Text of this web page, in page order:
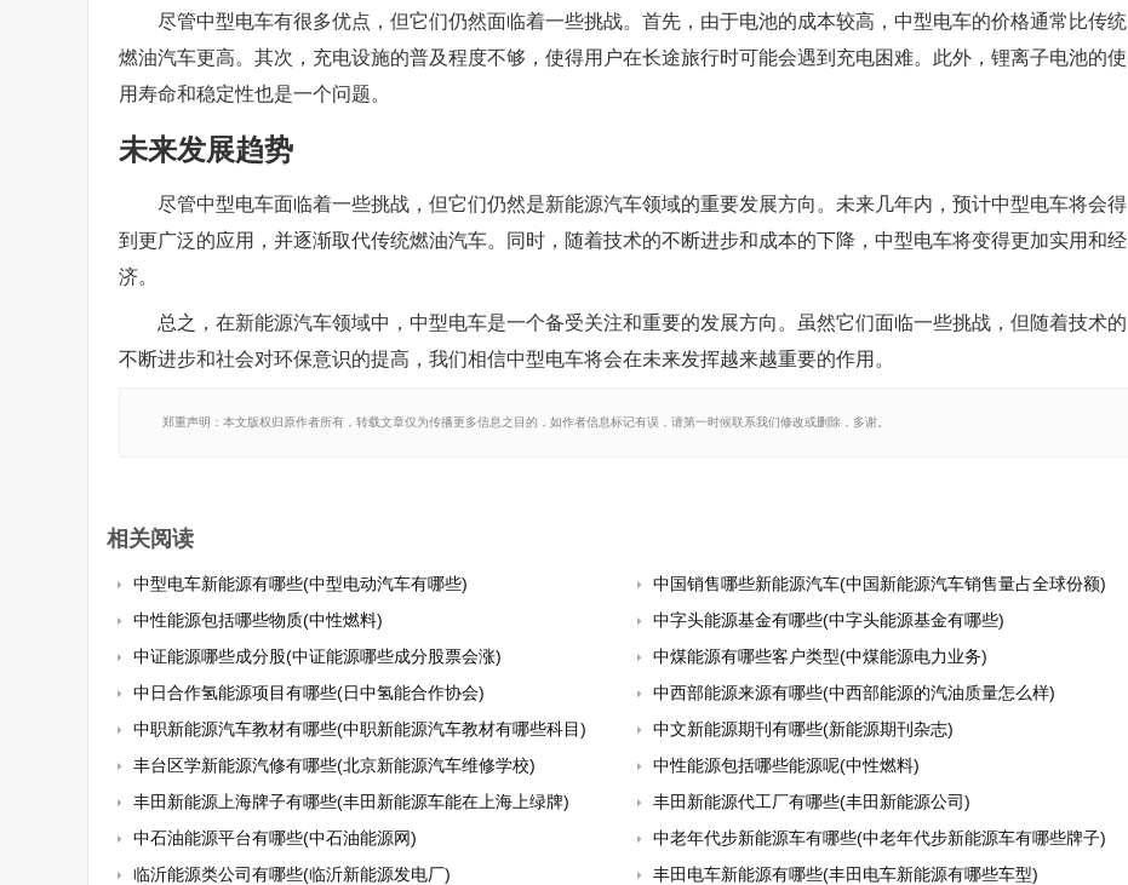
尽管中型电车有很多优点，但它们仍然面临着一些挑战。首先，由于电池的成本较高，中型电车的价格通常比传统
燃油汽车更高。其次，充电设施的普及程度不够，使得用户在长途旅行时可能会遇到充电困难。此外，锂离子电池的使
用寿命和稳定性也是一个问题。
未来发展趋势
尽管中型电车面临着一些挑战，但它们仍然是新能源汽车领域的重要发展方向。未来几年内，预计中型电车将会得
到更广泛的应用，并逐渐取代传统燃油汽车。同时，随着技术的不断进步和成本的下降，中型电车将变得更加实用和经
济。
总之，在新能源汽车领域中，中型电车是一个备受关注和重要的发展方向。虽然它们面临一些挑战，但随着技术的
不断进步和社会对环保意识的提高，我们相信中型电车将会在未来发挥越来越重要的作用。
郑重声明：本文版权归原作者所有，转载文章仅为传播更多信息之目的，如作者信息标记有误，请第一时候联系我们修改或删除，多谢。
相关阅读
中型电车新能源有哪些(中型电动汽车有哪些)
中国销售哪些新能源汽车(中国新能源汽车销售量占全球份额)
中性能源包括哪些物质(中性燃料)
中字头能源基金有哪些(中字头能源基金有哪些)
中证能源哪些成分股(中证能源哪些成分股票会涨)
中煤能源有哪些客户类型(中煤能源电力业务)
中日合作氢能源项目有哪些(日中氢能合作协会)
中西部能源来源有哪些(中西部能源的汽油质量怎么样)
中职新能源汽车教材有哪些(中职新能源汽车教材有哪些科目)
中文新能源期刊有哪些(新能源期刊杂志)
丰台区学新能源汽修有哪些(北京新能源汽车维修学校)
中性能源包括哪些能源呢(中性燃料)
丰田新能源上海牌子有哪些(丰田新能源车能在上海上绿牌)
丰田新能源代工厂有哪些(丰田新能源公司)
中石油能源平台有哪些(中石油能源网)
中老年代步新能源车有哪些(中老年代步新能源车有哪些牌子)
临沂能源类公司有哪些(临沂新能源发电厂)
丰田电车新能源有哪些(丰田电车新能源有哪些车型)